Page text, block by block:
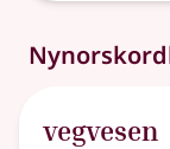
vegvesen